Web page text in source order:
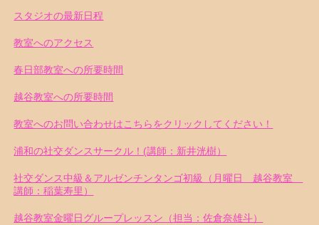
スタジオの最新日程
教室へのアクセス
春日部教室への所要時間
越谷教室への所要時間
教室へのお問い合わせはこちらをクリックしてください！
浦和の社交ダンスサークル！(講師：新井洸樹）
社交ダンス中級＆アルゼンチンタンゴ初級（月曜日 越谷教室
講師：稲葉寿里）
越谷教室金曜日グループレッスン（担当：佐倉奈雄斗）